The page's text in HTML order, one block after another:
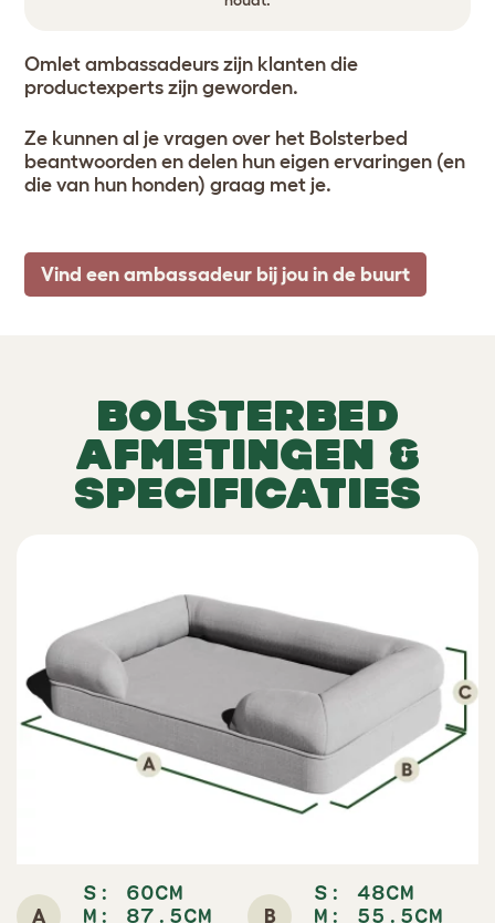
Omlet ambassadeurs zijn klanten die
productexperts zijn geworden.
Ze kunnen al je vragen over het Bolsterbed
beantwoorden en delen hun eigen ervaringen (en
die van hun honden) graag met je.
Vind een ambassadeur bij jou in de buurt
BOLSTERBED
AFMETINGEN &
SPECIFICATIES
A
S: 60CM
M: 87.5CM
B
S: 48CM
M: 55.5CM